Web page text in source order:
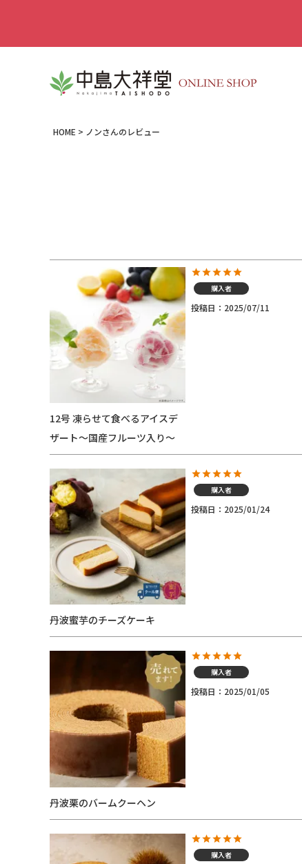
HOME ノンさんのレビュー
12号 凍らせて食べるアイスデ
ザート～国産フルーツ入り～
購入者
投稿日 2025/07/11
丹波蜜芋のチーズケーキ
購入者
投稿日 2025/01/24
丹波栗のバームクーヘン
購入者
投稿日 2025/01/05
購入者